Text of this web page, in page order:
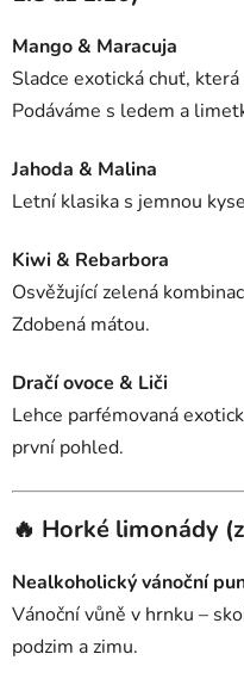
Mango & Maracuja
Sladce exotická chuť,
Podáváme s ledem a
Jahoda & Malina
Letní klasika s jemnou
Kiwi & Rebarbora
Osvěžující zelená
Zdobená mátou.
Dračí ovoce & Liči
Lehce parfémovaná
první pohled.
🔥 Horké limonády
Nealkoholický vánoční
Vánoční vůně v hrnku –
podzim a zimu.